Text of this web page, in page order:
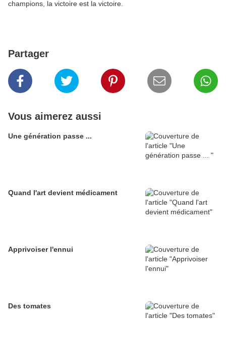
champions, la victoire est la victoire.
Partager
Vous aimerez aussi
Une génération passe ...
Quand l'art devient médicament
Apprivoiser l'ennui
Des tomates